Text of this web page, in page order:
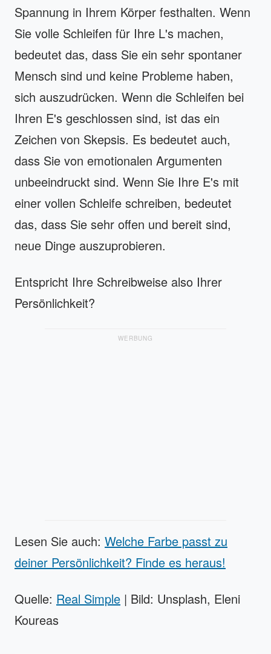
Spannung in Ihrem Körper festhalten. Wenn
Sie volle Schleifen für Ihre L's machen,
bedeutet das, dass Sie ein sehr spontaner
Mensch sind und keine Probleme haben,
sich auszudrücken. Wenn die Schleifen bei
Ihren E's geschlossen sind, ist das ein
Zeichen von Skepsis. Es bedeutet auch,
dass Sie von emotionalen Argumenten
unbeeindruckt sind. Wenn Sie Ihre E's mit
einer vollen Schleife schreiben, bedeutet
das, dass Sie sehr offen und bereit sind,
neue Dinge auszuprobieren.
Entspricht Ihre Schreibweise also Ihrer
Persönlichkeit?
WERBUNG
Lesen Sie auch: Welche Farbe passt zu
deiner Persönlichkeit? Finde es heraus!
Quelle: Real Simple | Bild: Unsplash, Eleni
Koureas